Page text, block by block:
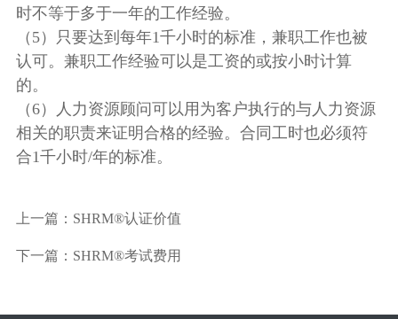
时不等于多于一年的工作经验。
（5）只要达到每年1千小时的标准，兼职工作也被
认可。兼职工作经验可以是工资的或按小时计算
的。
（6）人力资源顾问可以用为客户执行的与人力资源
相关的职责来证明合格的经验。合同工时也必须符
合1千小时/年的标准。
上一篇： SHRM®认证价值
下一篇： SHRM®考试费用